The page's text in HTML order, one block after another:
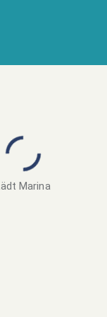
Marina